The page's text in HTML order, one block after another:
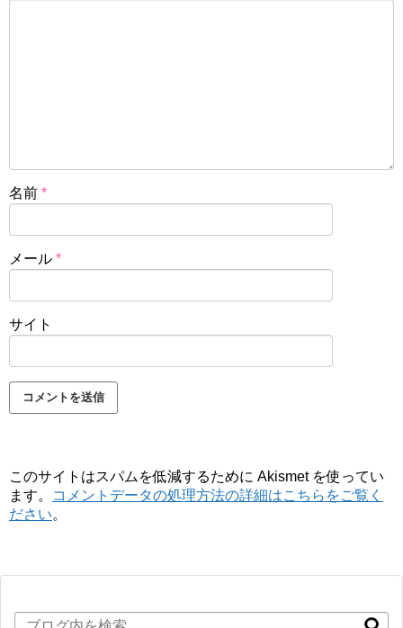
名前 *
メール *
サイト
このサイトはスパムを低減するために Akismet を使ってい
ます。
コメントデータの処理方法の詳細はこちらをご覧く
ださい。